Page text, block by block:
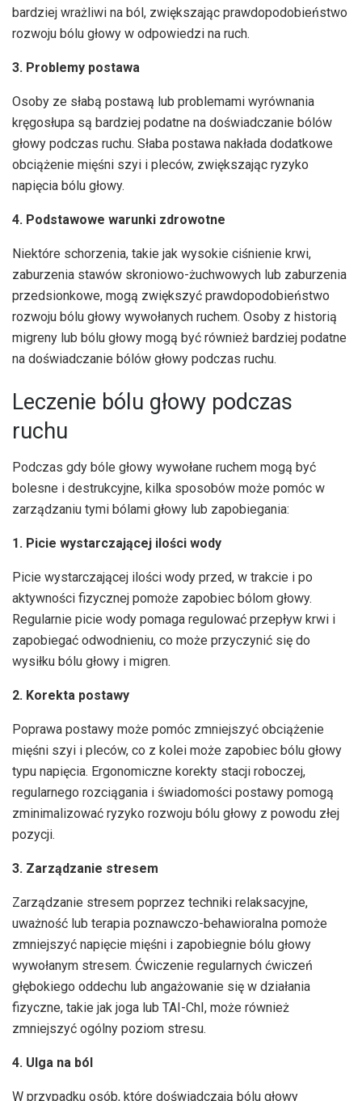
bardziej wrażliwi na ból, zwiększając prawdopodobieństwo
rozwoju bólu głowy w odpowiedzi na ruch.
3. Problemy postawa
Osoby ze słabą postawą lub problemami wyrównania
kręgosłupa są bardziej podatne na doświadczanie bólów
głowy podczas ruchu. Słaba postawa nakłada dodatkowe
obciążenie mięśni szyi i pleców, zwiększając ryzyko
napięcia bólu głowy.
4. Podstawowe warunki zdrowotne
Niektóre schorzenia, takie jak wysokie ciśnienie krwi,
zaburzenia stawów skroniowo-żuchwowych lub zaburzenia
przedsionkowe, mogą zwiększyć prawdopodobieństwo
rozwoju bólu głowy wywołanych ruchem. Osoby z historią
migreny lub bólu głowy mogą być również bardziej podatne
na doświadczanie bólów głowy podczas ruchu.
Leczenie bólu głowy podczas
ruchu
Podczas gdy bóle głowy wywołane ruchem mogą być
bolesne i destrukcyjne, kilka sposobów może pomóc w
zarządzaniu tymi bólami głowy lub zapobiegania:
1. Picie wystarczającej ilości wody
Picie wystarczającej ilości wody przed, w trakcie i po
aktywności fizycznej pomoże zapobiec bólom głowy.
Regularnie picie wody pomaga regulować przepływ krwi i
zapobiegać odwodnieniu, co może przyczynić się do
wysiłku bólu głowy i migren.
2. Korekta postawy
Poprawa postawy może pomóc zmniejszyć obciążenie
mięśni szyi i pleców, co z kolei może zapobiec bólu głowy
typu napięcia. Ergonomiczne korekty stacji roboczej,
regularnego rozciągania i świadomości postawy pomogą
zminimalizować ryzyko rozwoju bólu głowy z powodu złej
pozycji.
3. Zarządzanie stresem
Zarządzanie stresem poprzez techniki relaksacyjne,
uważność lub terapia poznawczo-behawioralna pomoże
zmniejszyć napięcie mięśni i zapobiegnie bólu głowy
wywołanym stresem. Ćwiczenie regularnych ćwiczeń
głębokiego oddechu lub angażowanie się w działania
fizyczne, takie jak joga lub TAI-ChI, może również
zmniejszyć ogólny poziom stresu.
4. Ulga na ból
W przypadku osób, które doświadczają bólu głowy